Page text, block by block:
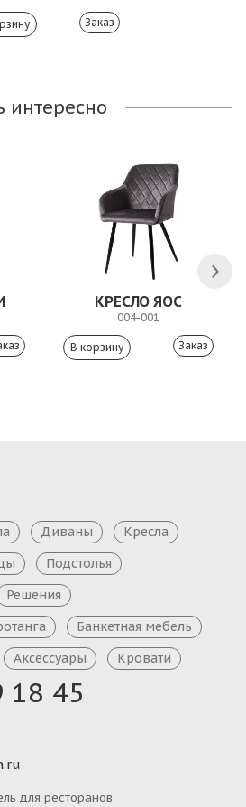
Заказ
интересно
КРЕСЛО ЯОС
004-001
Заказ
18 45
для ресторанов
Диваны
Кресла
Подстолья
Решения
Банкетная мебель
Аксессуары Кровати